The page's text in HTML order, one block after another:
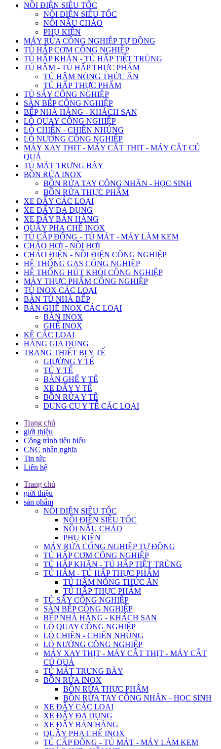
NỒI ĐIỆN SIÊU TỐC
NỒI ĐIỆN SIÊU TỐC
NỒI NẤU CHÁO
PHỤ KIỆN
MÁY RỬA CÔNG NGHIỆP TỰ ĐỘNG
TỦ HẤP CƠM CÔNG NGHIỆP
TỦ HẤP KHĂN - TỦ HẤP TIỆT TRÙNG
TỦ HÂM - TỦ HẤP THỰC PHẨM
TỦ HÂM NÓNG THỨC ĂN
TỦ HẤP THỰC PHẨM
TỦ SẤY CÔNG NGHIỆP
SÀN BẾP CÔNG NGHIỆP
BẾP NHÀ HÀNG - KHÁCH SẠN
LÒ QUAY CÔNG NGHIỆP
LÒ CHIÊN - CHIÊN NHÚNG
LÒ NƯỚNG CÔNG NGHIỆP
MÁY XAY THỊT - MÁY CẮT THỊT - MÁY CẮT CỦ
QUẢ
TỦ MÁT TRƯNG BÀY
BỒN RỬA INOX
BỒN RỬA TAY CÔNG NHÂN - HỌC SINH
BỒN RỬA THỰC PHẨM
XE ĐẨY CÁC LOẠI
XE ĐẨY ĐA DỤNG
XE ĐẨY BÁN HÀNG
QUẦY PHA CHẾ INOX
TỦ CẤP ĐÔNG - TỦ MÁT - MÁY LÀM KEM
CHẢO HƠI - NỒI HƠI
CHẢO ĐIỆN - NỒI ĐIỆN CÔNG NGHIỆP
HỆ THỐNG GAS CÔNG NGHIỆP
HỆ THỐNG HÚT KHÓI CÔNG NGHIỆP
MÁY THỰC PHẨM CÔNG NGHIỆP
TỦ INOX CÁC LOẠI
BÀN TỦ NHÀ BẾP
BÀN GHẾ INOX CÁC LOẠI
BÀN INOX
GHẾ INOX
KỆ CÁC LOẠI
HÀNG GIA DỤNG
TRANG THIẾT BỊ Y TẾ
GIƯỜNG Y TẾ
TỦ Y TẾ
BÀN GHẾ Y TẾ
XE ĐẨY Y TẾ
BỒN RỬA Y TẾ
DỤNG CỤ Y TẾ CÁC LOẠI
Trang chủ
giới thiệu
Công trình tiêu biểu
CNC nhân nghĩa
Tin tức
Liên hệ
Trang chủ
giới thiệu
sản phẩm
NỒI ĐIỆN SIÊU TỐC
NỒI ĐIỆN SIÊU TỐC
NỒI NẤU CHÁO
PHỤ KIỆN
MÁY RỬA CÔNG NGHIỆP TỰ ĐỘNG
TỦ HẤP CƠM CÔNG NGHIỆP
TỦ HẤP KHĂN - TỦ HẤP TIỆT TRÙNG
TỦ HÂM - TỦ HẤP THỰC PHẨM
TỦ HÂM NÓNG THỨC ĂN
TỦ HẤP THỰC PHẨM
TỦ SẤY CÔNG NGHIỆP
SÀN BẾP CÔNG NGHIỆP
BẾP NHÀ HÀNG - KHÁCH SẠN
LÒ QUAY CÔNG NGHIỆP
LÒ CHIÊN - CHIÊN NHÚNG
LÒ NƯỚNG CÔNG NGHIỆP
MÁY XAY THỊT - MÁY CẮT THỊT - MÁY CẮT
CỦ QUẢ
TỦ MÁT TRƯNG BÀY
BỒN RỬA INOX
BỒN RỬA THỰC PHẨM
BỒN RỬA TAY CÔNG NHÂN - HỌC SINH
XE ĐẨY CÁC LOẠI
XE ĐẨY ĐA DỤNG
XE ĐẨY BÁN HÀNG
QUẦY PHA CHẾ INOX
TỦ CẤP ĐÔNG - TỦ MÁT - MÁY LÀM KEM